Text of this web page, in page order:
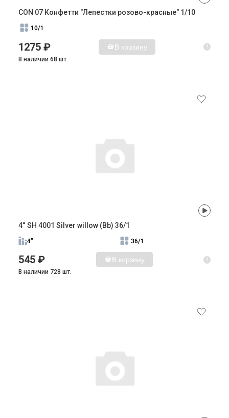
CON 07 Конфетти "Лепестки розово-красные" 1/10
10/1
1275 ₽ В корзину ?
В наличии 68 шт.
4“ SH 4001 Silver willow (Bb) 36/1
4" 36/1
545 ₽ В корзину ?
В наличии 728 шт.